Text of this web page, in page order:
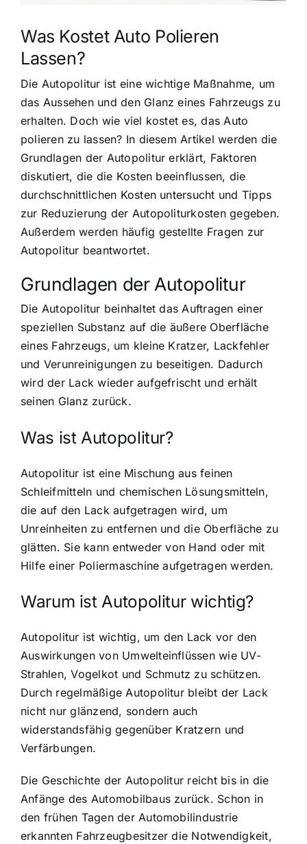
Was Kostet Auto Polieren
Lassen?
Die Autopolitur ist eine wichtige Maßnahme, um
das Aussehen und den Glanz eines Fahrzeugs zu
erhalten. Doch wie viel kostet es, das Auto
polieren zu lassen? In diesem Artikel werden die
Grundlagen der Autopolitur erklärt, Faktoren
diskutiert, die die Kosten beeinflussen, die
durchschnittlichen Kosten untersucht und Tipps
zur Reduzierung der Autopoliturkosten gegeben.
Außerdem werden häufig gestellte Fragen zur
Autopolitur beantwortet.
Grundlagen der Autopolitur
Die Autopolitur beinhaltet das Auftragen einer
speziellen Substanz auf die äußere Oberfläche
eines Fahrzeugs, um kleine Kratzer, Lackfehler
und Verunreinigungen zu beseitigen. Dadurch
wird der Lack wieder aufgefrischt und erhält
seinen Glanz zurück.
Was ist Autopolitur?
Autopolitur ist eine Mischung aus feinen
Schleifmitteln und chemischen Lösungsmitteln,
die auf den Lack aufgetragen wird, um
Unreinheiten zu entfernen und die Oberfläche zu
glätten. Sie kann entweder von Hand oder mit
Hilfe einer Poliermaschine aufgetragen werden.
Warum ist Autopolitur wichtig?
Autopolitur ist wichtig, um den Lack vor den
Auswirkungen von Umwelteinflüssen wie UV-
Strahlen, Vogelkot und Schmutz zu schützen.
Durch regelmäßige Autopolitur bleibt der Lack
nicht nur glänzend, sondern auch
widerstandsfähig gegenüber Kratzern und
Verfärbungen.
Die Geschichte der Autopolitur reicht bis in die
Anfänge des Automobilbaus zurück. Schon in
den frühen Tagen der Automobilindustrie
erkannten Fahrzeugbesitzer die Notwendigkeit,